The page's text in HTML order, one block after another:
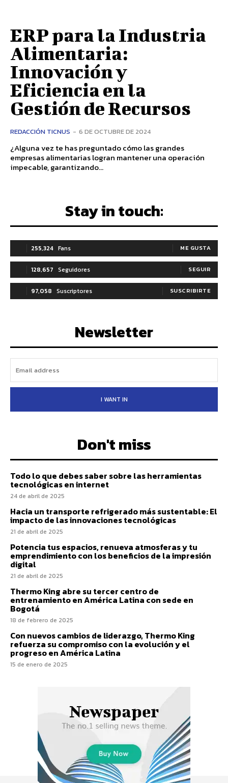
ERP para la Industria
Alimentaria:
Innovación y
Eficiencia en la
Gestión de Recursos
REDACCIÓN TICNUS - 6 DE OCTUBRE DE 2024
¿Alguna vez te has preguntado cómo las grandes
empresas alimentarias logran mantener una operación
impecable, garantizando...
Stay in touch:
255,324 Fans ME GUSTA
128,657 Seguidores SEGUIR
97,058 Suscriptores SUSCRIBIRTE
Newsletter
I WANT IN
Don't miss
Todo lo que debes saber sobre las herramientas
tecnológicas en internet
24 de abril de 2025
Hacia un transporte refrigerado más sustentable: El
impacto de las innovaciones tecnológicas
21 de abril de 2025
Potencia tus espacios, renueva atmosferas y tu
emprendimiento con los beneficios de la impresión
digital
21 de abril de 2025
Thermo King abre su tercer centro de
entrenamiento en América Latina con sede en
Bogotá
18 de febrero de 2025
Con nuevos cambios de liderazgo, Thermo King
refuerza su compromiso con la evolución y el
progreso en América Latina
15 de enero de 2025